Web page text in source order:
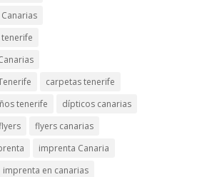
carpetas tenerife
tenerife
dípticos canarias
flyers canarias
imprenta Canaria
imprenta en canarias